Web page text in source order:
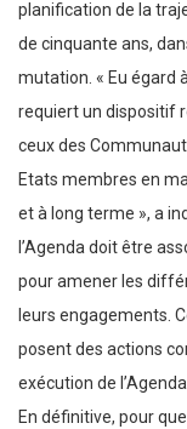
planification de la
de cinquante ans,
mutation. « Eu égard
requiert un dispositif
ceux des
Etats membres en
et à long terme », a
l’Agenda doit être
pour amener les
leurs engagements.
posent des actions
exécution de
En définitive, pour